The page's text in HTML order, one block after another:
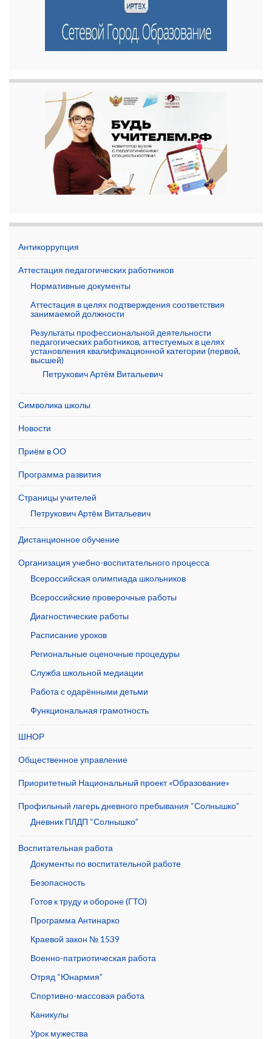
Антикоррупция
Аттестация педагогических работников
Нормативные документы
Аттестация в целях подтверждения соответствия
занимаемой должности
Результаты профессиональной деятельности
педагогических работников, аттестуемых в целях
установления квалификационной категории (первой,
высшей)
Петрукович Артём Витальевич
Символика школы
Новости
Приём в ОО
Программа развития
Страницы учителей
Петрукович Артём Витальевич
Дистанционное обучение
Организация учебно-воспитательного процесса
Всероссийская олимпиада школьников
Всероссийские проверочные работы
Диагностические работы
Расписание уроков
Региональные оценочные процедуры
Служба школьной медиации
Работа с одарёнными детьми
Функциональная грамотность
ШНОР
Общественное управление
Приоритетный Национальный проект «Образование»
Профильный лагерь дневного пребывания “Солнышко”
Дневник ПЛДП “Солнышко”
Воспитательная работа
Документы по воспитательной работе
Безопасность
Готов к труду и обороне (ГТО)
Программа Антинарко
Краевой закон № 1539
Военно-патриотическая работа
Отряд “Юнармия”
Спортивно-массовая работа
Каникулы
Урок мужества